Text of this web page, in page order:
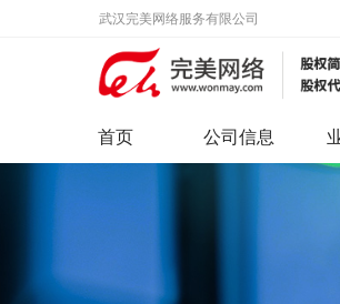
首页 公司信息
武汉完美网络服务有限公司